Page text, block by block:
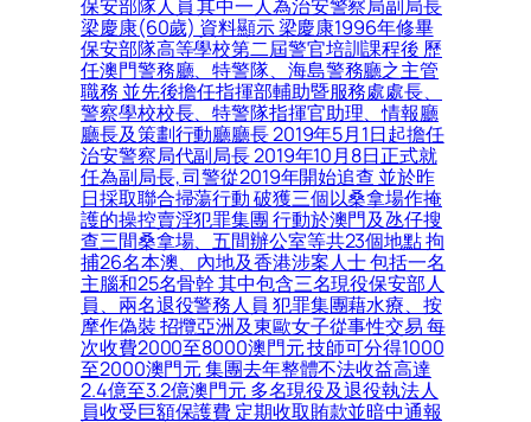
保安部隊人員 其中一人為治安警察局副局長
梁慶康(60歲) 資料顯示 梁慶康1996年修畢
保安部隊高等學校第二屆警官培訓課程後 歷
任澳門警務廳、特警隊、海島警務廳之主管
職務 並先後擔任指揮部輔助暨服務處處長、
警察學校校長、特警隊指揮官助理、情報廳
廳長及策劃行動廳廳長 2019年5月1日起擔任
治安警察局代副局長 2019年10月8日正式就
任為副局長, 司警從2019年開始追查 並於昨
日採取聯合掃蕩行動 破獲三個以桑拿場作掩
護的操控賣淫犯罪集團 行動於澳門及氹仔搜
查三間桑拿場、五間辦公室等共23個地點 拘
捕26名本澳、內地及香港涉案人士 包括一名
主腦和25名骨幹 其中包含三名現役保安部人
員、兩名退役警務人員 犯罪集團藉水療、按
摩作偽裝 招攬亞洲及東歐女子從事性交易 每
次收費2000至8000澳門元 技師可分得1000
至2000澳門元 集團去年整體不法收益高達
2.4億至3.2億澳門元 多名現役及退役執法人
員收受巨額保護費 定期收取賄款並暗中通報